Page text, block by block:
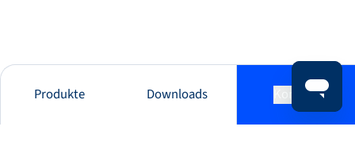
Produkte Downloads Kontakt